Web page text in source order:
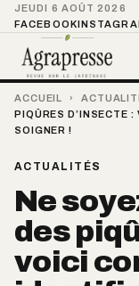
JEUDI 6 AOÛT 2026
FACEBOOK
ACCUEIL ›
PIQÛRES D’INSECTE :
SOIGNER !
ACTUALITÉS
Ne
des
voici